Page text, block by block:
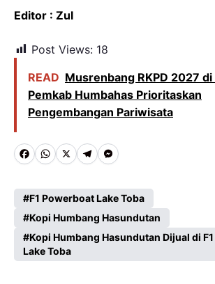
Editor : Zul
Post Views: 18
READ Musrenbang RKPD 2027
Pemkab Humbahas Prioritaskan
Pengembangan Pariwisata
F
c
e
b
o
W
a
t
s
A
X T
l
e
g
r
M
s
s
e
n
F1 Powerboat Lake Toba
Kopi Humbang Hasundutan
Kopi Humbang Hasundutan Dijual di
Lake Toba